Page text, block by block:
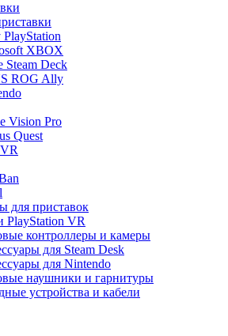
PlayStation
XBOX
Steam Deck
ROG Ally
Vision Pro
Quest
для приставок
PlayStation VR
контроллеры и камеры
для Steam Desk
для Nintendo
наушники и гарнитуры
устройства и кабели